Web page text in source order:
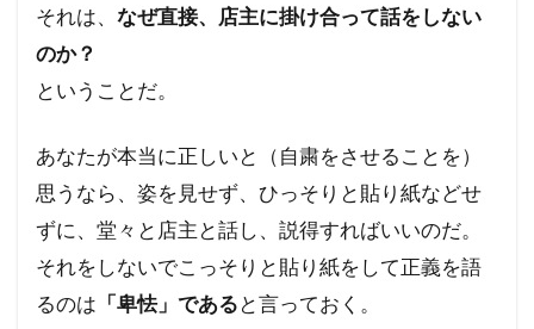
それは、 なぜ直接、店主に掛け合って話をしない
のか？
ということだ。
あなたが本当に正しいと（自粛をさせることを）
思うなら、姿を見せず、ひっそりと貼り紙などせ
ずに、堂々と店主と話し、説得すればいいのだ。
それをしないでこっそりと貼り紙をして正義を語
るのは 「卑怯」であると言っておく。